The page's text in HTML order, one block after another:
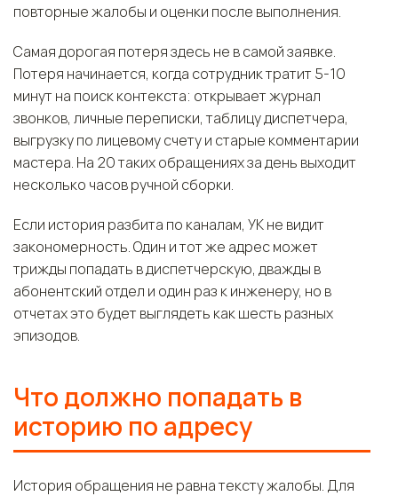
повторные жалобы и оценки после выполнения.
Самая дорогая потеря здесь не в самой заявке.
Потеря начинается, когда сотрудник тратит 5-10
минут на поиск контекста: открывает журнал
звонков, личные переписки, таблицу диспетчера,
выгрузку по лицевому счету и старые комментарии
мастера. На 20 таких обращениях за день выходит
несколько часов ручной сборки.
Если история разбита по каналам, УК не видит
закономерность. Один и тот же адрес может
трижды попадать в диспетчерскую, дважды в
абонентский отдел и один раз к инженеру, но в
отчетах это будет выглядеть как шесть разных
эпизодов.
Что должно попадать в
историю по адресу
История обращения не равна тексту жалобы. Для